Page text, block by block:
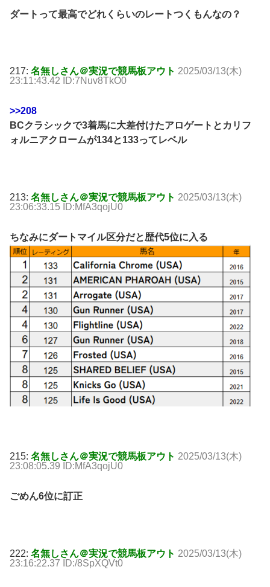
ダートって最高でどれくらいのレートつくもんなの？
217: 名無しさん＠実況で競馬板アウト 2025/03/13(木)
23:11:43.42 ID:7Nuv8TkO0
>>208
BCクラシックで3着馬に大差付けたアロゲートとカリフ
ォルニアクロームが134と133ってレベル
213: 名無しさん＠実況で競馬板アウト 2025/03/13(木)
23:06:33.15 ID:MfA3qojU0
ちなみにダートマイル区分だと歴代5位に入る
215: 名無しさん＠実況で競馬板アウト 2025/03/13(木)
23:08:05.39 ID:MfA3qojU0
ごめん6位に訂正
222: 名無しさん＠実況で競馬板アウト 2025/03/13(木)
23:16:22.37 ID:/8SpXQVt0